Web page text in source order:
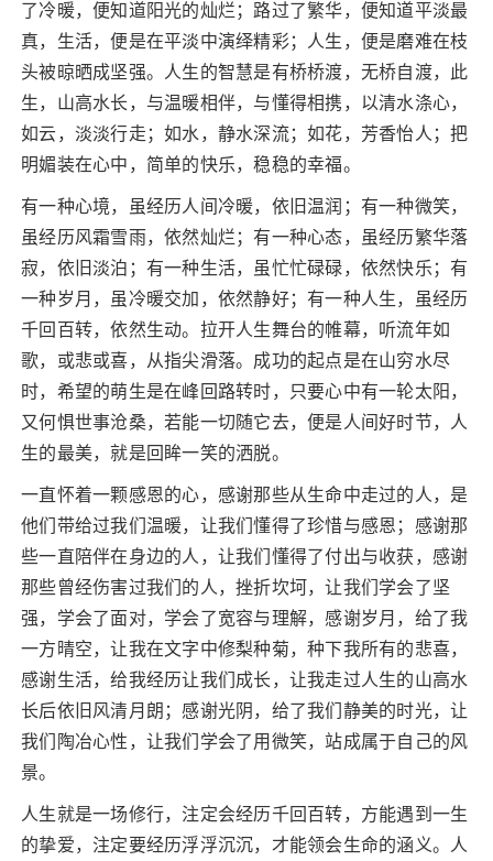
了冷暖，便知道阳光的灿烂；路过了繁华，便知道平淡最
真，生活，便是在平淡中演绎精彩；人生，便是磨难在枝
头被晾晒成坚强。人生的智慧是有桥桥渡，无桥自渡，此
生，山高水长，与温暖相伴，与懂得相携，以清水涤心，
如云，淡淡行走；如水，静水深流；如花，芳香怡人；把
明媚装在心中，简单的快乐，稳稳的幸福。
有一种心境，虽经历人间冷暖，依旧温润；有一种微笑，
虽经历风霜雪雨，依然灿烂；有一种心态，虽经历繁华落
寂，依旧淡泊；有一种生活，虽忙忙碌碌，依然快乐；有
一种岁月，虽冷暖交加，依然静好；有一种人生，虽经历
千回百转，依然生动。拉开人生舞台的帷幕，听流年如
歌，或悲或喜，从指尖滑落。成功的起点是在山穷水尽
时，希望的萌生是在峰回路转时，只要心中有一轮太阳，
又何惧世事沧桑，若能一切随它去，便是人间好时节，人
生的最美，就是回眸一笑的洒脱。
一直怀着一颗感恩的心，感谢那些从生命中走过的人，是
他们带给过我们温暖，让我们懂得了珍惜与感恩；感谢那
些一直陪伴在身边的人，让我们懂得了付出与收获，感谢
那些曾经伤害过我们的人，挫折坎坷，让我们学会了坚
强，学会了面对，学会了宽容与理解，感谢岁月，给了我
一方晴空，让我在文字中修梨种菊，种下我所有的悲喜，
感谢生活，给我经历让我们成长，让我走过人生的山高水
长后依旧风清月朗；感谢光阴，给了我们静美的时光，让
我们陶冶心性，让我们学会了用微笑，站成属于自己的风
景。
人生就是一场修行，注定会经历千回百转，方能遇到一生
的挚爱，注定要经历浮浮沉沉，才能领会生命的涵义。人